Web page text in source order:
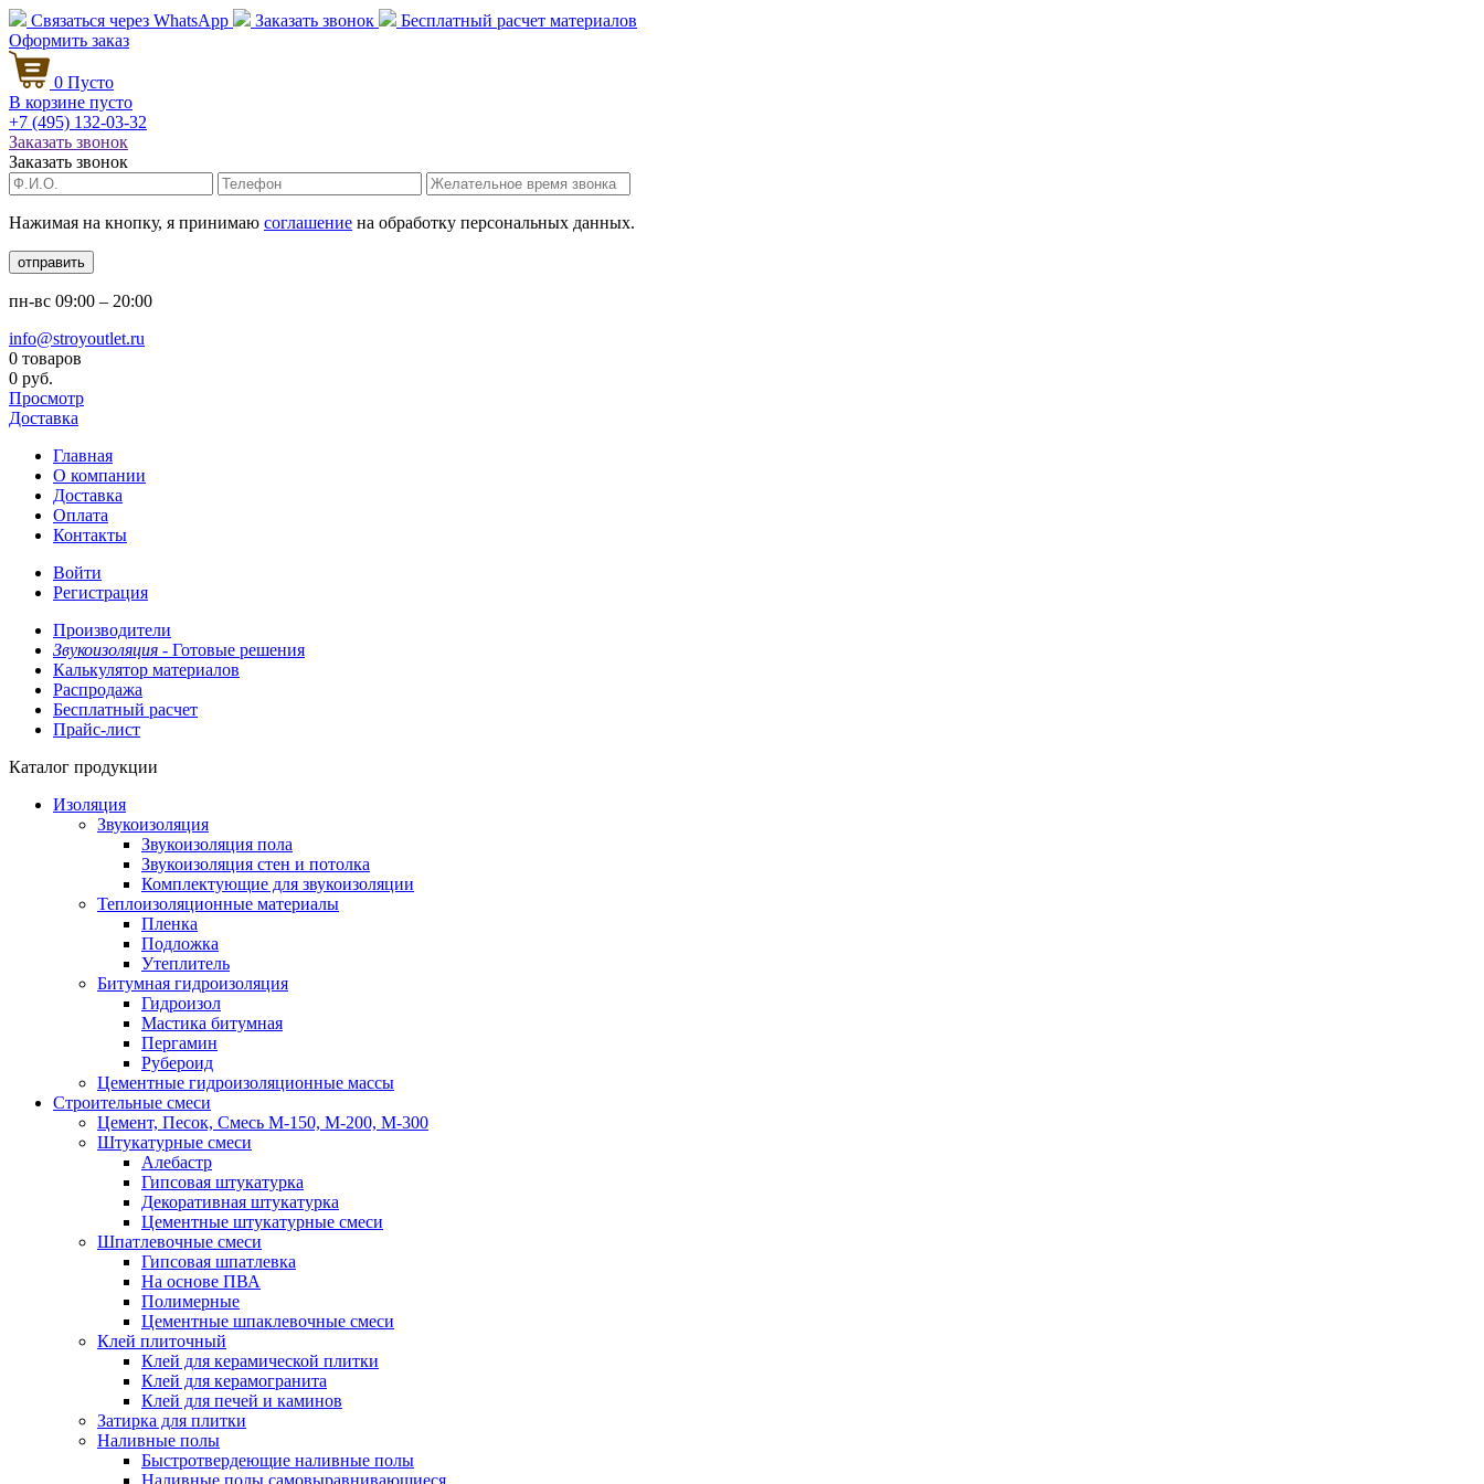
Связаться через WhatsApp Заказать звонок Бесплатный расчет материалов
Оформить заказ
0 Пусто
В корзине пусто
+7 (495) 132-03-32
Заказать звонок
Заказать звонок
Нажимая на кнопку, я принимаю соглашение на обработку персональных данных.
отправить
пн-вс 09:00 – 20:00
info@stroyoutlet.ru
0 товаров
0 руб.
Просмотр
Доставка
Главная
О компании
Доставка
Оплата
Контакты
Войти
Регистрация
Производители
Звукоизоляция - Готовые решения
Калькулятор материалов
Распродажа
Бесплатный расчет
Прайс-лист
Каталог продукции
Изоляция
Звукоизоляция
Звукоизоляция пола
Звукоизоляция стен и потолка
Комплектующие для звукоизоляции
Теплоизоляционные материалы
Пленка
Подложка
Утеплитель
Битумная гидроизоляция
Гидроизол
Мастика битумная
Пергамин
Рубероид
Цементные гидроизоляционные массы
Строительные смеси
Цемент, Песок, Смесь М-150, М-200, М-300
Штукатурные смеси
Алебастр
Гипсовая штукатурка
Декоративная штукатурка
Цементные штукатурные смеси
Шпатлевочные смеси
Гипсовая шпатлевка
На основе ПВА
Полимерные
Цементные шпаклевочные смеси
Клей плиточный
Клей для керамической плитки
Клей для керамогранита
Клей для печей и каминов
Затирка для плитки
Наливные полы
Быстротвердеющие наливные полы
Наливные полы самовыравнивающиеся